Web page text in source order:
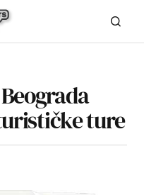
ture